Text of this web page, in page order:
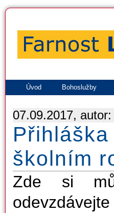
Úvod Bohoslužby
07.09.2017,
školním
Zde si